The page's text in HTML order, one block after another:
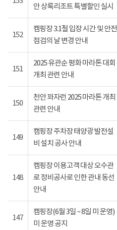
안 상록리조트 특별할인 실시
152
캠핑장 3.1절 입장 시간 및 안전
점검의 날 변경 안내
151
2025 유관순 평화 마라톤 대회
개최 관련 안내
150
천안 꽈자런 2025 마라톤 개최
관련 안내
149
캠핑장 주차장 태양광 발전설
비 설치 공사 안내
148
캠핑장 이용고객 대상 오수관
로 정비공사로 인한 관내 동선
안내
147
캠핑장(6월 3일 ~ 8일 미 운영)
미 운영 공지